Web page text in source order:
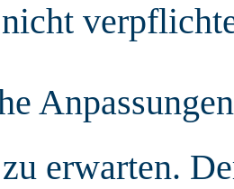
erwarten.